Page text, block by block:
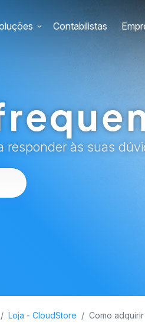
Contabilistas
responder às suas
Loja - CloudStore Como